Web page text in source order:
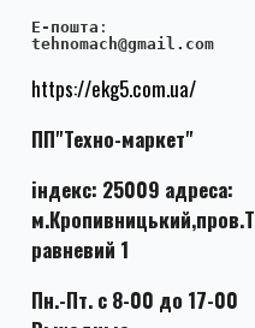
E-пошта :
tehnomach@gmail.com
https://ekg5.com.ua/
ПП"Техно-маркет"
індекс: 25009 адреса:
м.Кропивницький,пров.Т
равневий 1
Пн.-Пт. с 8-00 до 17-00